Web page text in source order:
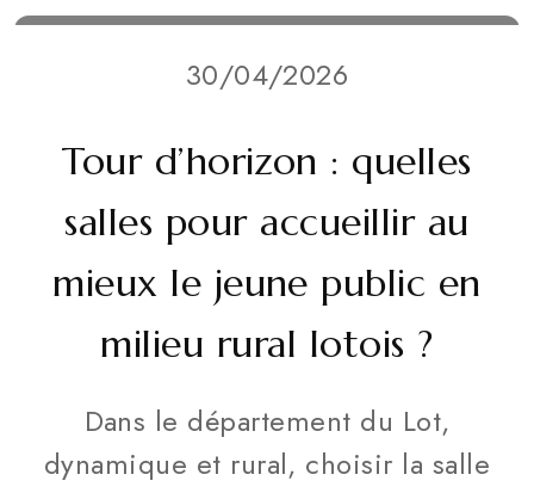
30/04/2026
Tour d’horizon : quelles
salles pour accueillir au
mieux le jeune public en
milieu rural lotois ?
Dans le département du Lot,
dynamique et rural, choisir la salle